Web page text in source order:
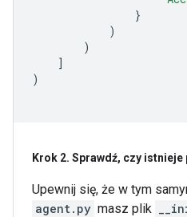
}
)
)
]
)
Krok 2. Sprawdź, czy istnieje
Upewnij się, że w tym
agent.py masz plik